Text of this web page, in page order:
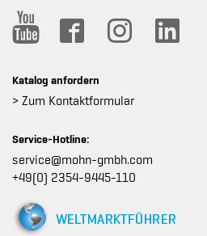
Katalog anfordern
> Zum Kontaktformular
Service-Hotline:
service@mohn-gmbh.com
+49(0) 2354-9445-110